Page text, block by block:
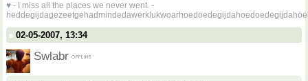
♥ - I miss all the places we never went. -
02-05-2007, 13:34
Swlabr